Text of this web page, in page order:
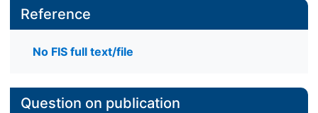
Reference
No FIS full text/file
Question on publication